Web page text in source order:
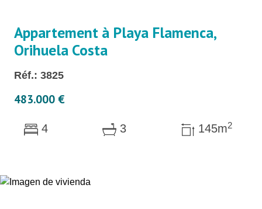
Appartement à Playa Flamenca,
Orihuela Costa
Réf.: 3825
483.000 €
4 3 145m2